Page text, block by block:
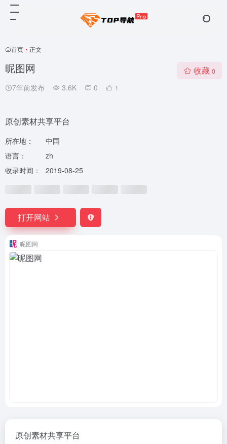
首页 • 正文
昵图网
7年前发布 3.6K 0 1
收藏 0
原创素材共享平台
所在地：
中国
语言：
zh
收录时间：
2019-08-25
打开网站
昵图网
原创素材共享平台